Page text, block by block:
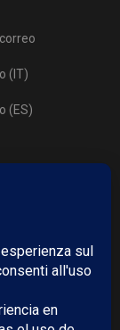
(IT)
(ES)